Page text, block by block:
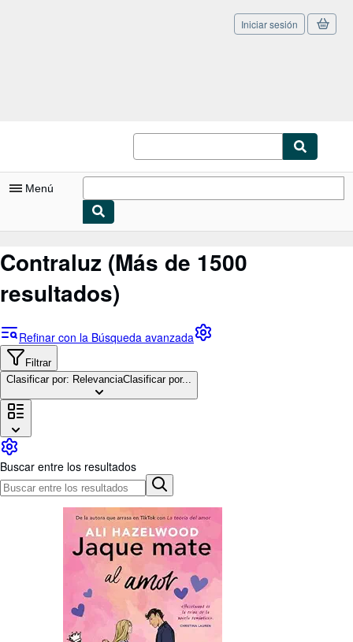
Pasar al contenido principal
Iniciar sesión
Menú
Consultar mis pedidos
Cerrar sesión
Búsqueda avanzada
Colecciones
Libros antiguos
Arte y coleccionismo
Vendedores
Comenzar a vender
Ayuda
CERRAR
Contraluz (Más de 1500
resultados)
Refinar con la Búsqueda avanzada
Filtrar
Clasificar por: RelevanciaClasificar por...
Buscar entre los resultados